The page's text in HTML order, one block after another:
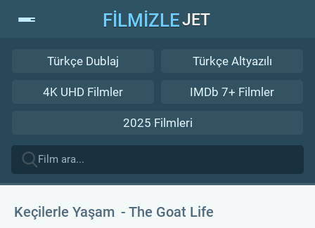
FİLMİZLEJET
Türkçe Dublaj Türkçe Altyazılı
4K UHD Filmler IMDb 7+ Filmler
2025 Filmleri
Keçilerle Yaşam The Goat Life